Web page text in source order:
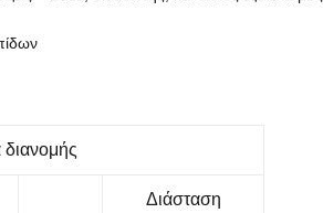
διανομής
Διάσταση